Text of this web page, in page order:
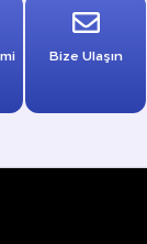
Bize Ulaşın